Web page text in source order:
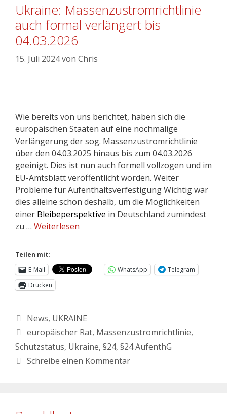
Ukraine: Massenzustromrichtlinie
auch formal verlängert bis
04.03.2026
15. Juli 2024von Chris
Wie bereits von uns berichtet, haben sich die
europäischen Staaten auf eine nochmalige
Verlängerung der sog. Massenzustromrichtlinie
über den 04.03.2025 hinaus bis zum 04.03.2026
geeinigt. Dies ist nun auch formell vollzogen und im
EU-Amtsblatt veröffentlicht worden. Weiter
Probleme für Aufenthaltsverfestigung Wichtig war
dies alleine schon deshalb, um die Möglichkeiten
einer Bleibeperspektive in Deutschland zumindest
zu … Weiterlesen
Teilen mit:
E-Mail
WhatsApp
Telegram
Drucken
News, UKRAINE
europäischer Rat, Massenzustromrichtlinie,
Schutzstatus, Ukraine, §24, §24 AufenthG
Schreibe einen Kommentar